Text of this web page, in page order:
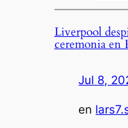
Liverpool
ceremonia en
Jul 8,
en